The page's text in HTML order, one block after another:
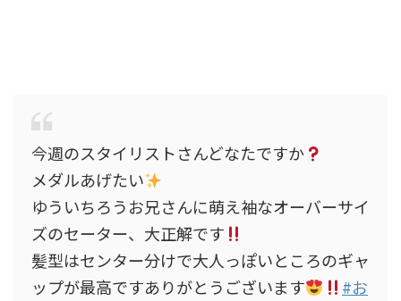
今週のスタイリストさんどなたですか
メダルあげたい
ゆういちろうお兄さんに萌え袖なオーバーサイ
ズのセーター、大正解です
髪型はセンター分けで大人っぽいところのギャ
ップが最高ですありがとうございます
#お